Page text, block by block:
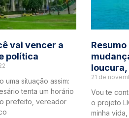
vai vencer a
política
uma situação assim:
tenta um horário
prefeito, vereador
21 de
Vou te
o projeto
minha